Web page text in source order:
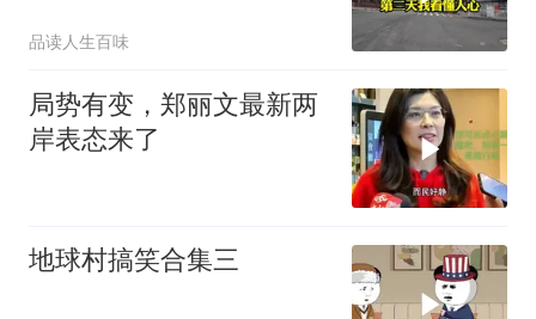
品读人生百味
局势有变，郑丽文最新两
岸表态来了
地球村搞笑合集三